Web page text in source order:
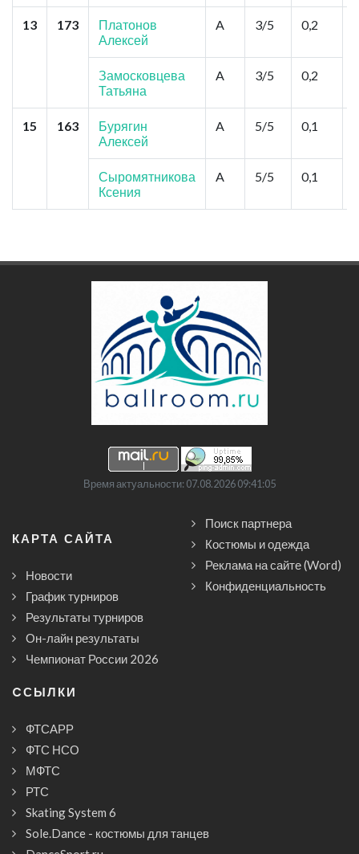
13 173
Платонов
Алексей
A 3/5 0,2
Замосковцева
Татьяна
A 3/5 0,2
15 163
Бурягин
Алексей
A 5/5 0,1
Сыромятникова
Ксения
A 5/5 0,1
Время актуальности: 07.08.2026 09:41:05
КАРТА САЙТА
Новости
График турниров
Результаты турниров
Он-лайн результаты
Чемпионат России 2026
Поиск партнера
Костюмы и одежда
Реклама на сайте (Word)
Конфиденциальность
CСЫЛКИ
ФТСАРР
ФТС НСО
МФТС
РТС
Skating System 6
Sole.Dance - костюмы для танцев